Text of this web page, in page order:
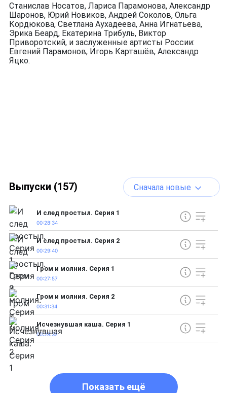
Станислав Носатов, Лариса Парамонова, Александр
Шаронов, Юрий Новиков, Андрей Соколов, Ольга
Кордюкова, Светлана Аухадеева, Анна Игнатьева,
Эрика Беард, Екатерина Трибуль, Виктор
Приворотский, и заслуженные артисты России:
Евгений Парамонов, Игорь Карташёв, Александр
Яцко.
Выпуски (157) Сначала новые
И след простыл. Серия 1
00:28:34
И след простыл. Серия 2
00:29:40
Гром и молния. Серия 1
00:27:57
Гром и молния. Серия 2
00:31:34
Исчезнувшая каша. Серия 1
00:28:32
Показать ещё